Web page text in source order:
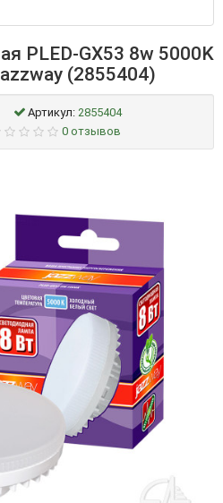
PLED-GX53 8w 5000K
(2855404)
Артикул: 2855404
0 отзывов